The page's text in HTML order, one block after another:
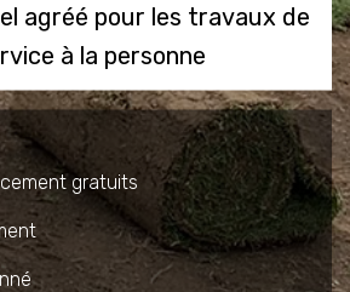
agréé pour les travaux de
à la personne
gratuits